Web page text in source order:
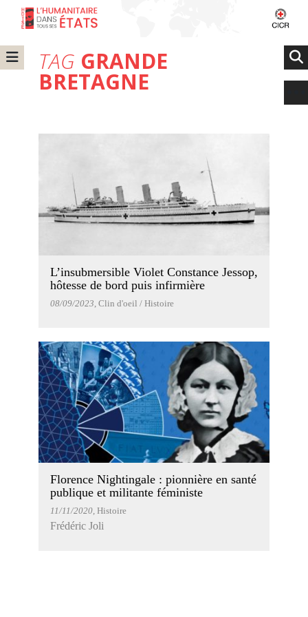
TAG GRANDE
BRETAGNE
L’insubmersible Violet Constance Jessop,
hôtesse de bord puis infirmière
08/09/2023 , Clin d'oeil / Histoire
Florence Nightingale : pionnière en santé
publique et militante féministe
11/11/2020, Histoire
Frédéric Joli